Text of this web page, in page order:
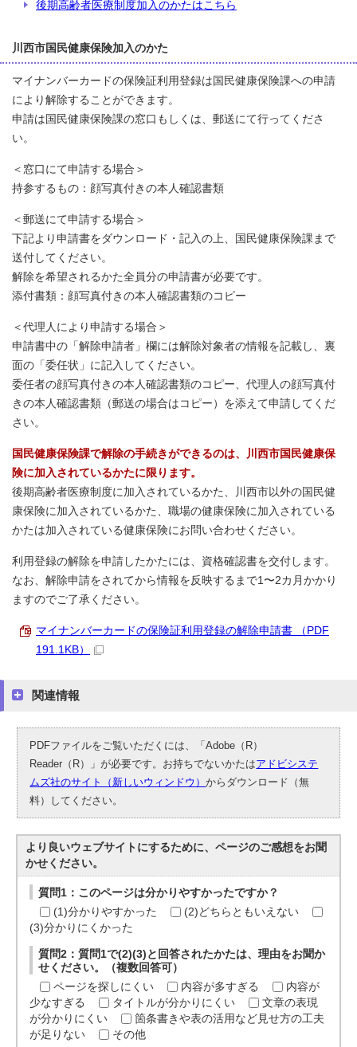
後期高齢者医療制度加入のかたはこちら
川西市国民健康保険加入のかた
マイナンバーカードの保険証利用登録は国民健康保険課への申請
により解除することができます。
申請は国民健康保険課の窓口もしくは、郵送にて行ってくださ
い。
＜窓口にて申請する場合＞
持参するもの：顔写真付きの本人確認書類
＜郵送にて申請する場合＞
下記より申請書をダウンロード・記入の上、国民健康保険課まで
送付してください。
解除を希望されるかた全員分の申請書が必要です。
添付書類：顔写真付きの本人確認書類のコピー
＜代理人により申請する場合＞
申請書中の「解除申請者」欄には解除対象者の情報を記載し、裏
面の「委任状」に記入してください。
委任者の顔写真付きの本人確認書類のコピー、代理人の顔写真付
きの本人確認書類（郵送の場合はコピー）を添えて申請してくだ
さい。
国民健康保険課で解除の手続きができるのは、川西市国民健康保
険に加入されているかたに限ります。
後期高齢者医療制度に加入されているかた、川西市以外の国民健
康保険に加入されているかた、職場の健康保険に加入されている
かたは加入されている健康保険にお問い合わせください。
利用登録の解除を申請したかたには、資格確認書を交付します。
なお、解除申請をされてから情報を反映するまで1〜2カ月かかり
ますのでご了承ください。
マイナンバーカードの保険証利用登録の解除申請書 （PDF
191.1KB）
関連情報
PDFファイルをご覧いただくには、「Adobe（R）
Reader（R）」が必要です。お持ちでないかたはアドビシステ
ムズ社のサイト（新しいウィンドウ）からダウンロード（無
料）してください。
より良いウェブサイトにするために、ページのご感想をお聞
かせください。
質問1：このページは分かりやすかったですか？
(1)分かりやすかった
(2)どちらともいえない
(3)分かりにくかった
質問2：質問1で(2)(3)と回答されたかたは、理由をお聞か
せください。（複数回答可）
ページを探しにくい
内容が多すぎる
内容が
少なすぎる
タイトルが分かりにくい
文章の表現
が分かりにくい
箇条書きや表の活用など見せ方の工夫
が足りない
その他